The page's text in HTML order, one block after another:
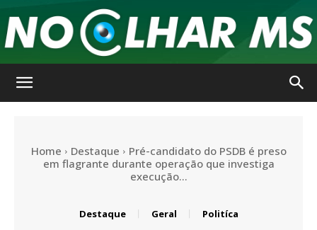
Olhar
MS
Home Destaque
Pré-candidato do PSDB é preso
em flagrante durante operação que investiga
execução...
Destaque Geral Politíca